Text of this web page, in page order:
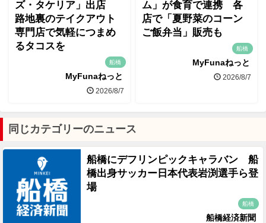
ズ・タケリア」出店
路地裏のテイクアウト
専門店で気軽につまめ
るタコスを
船橋
MyFunaねっと
2026/8/7
ム」が食育で連携 各
店で「夏野菜のコーン
ご飯弁当」販売も
船橋
MyFunaねっと
2026/8/7
同じカテゴリーのニュース
船橋にデフリンピックキャラバン 船
橋出身サッカー日本代表岩渕選手ら登
場
船橋
船橋経済新聞